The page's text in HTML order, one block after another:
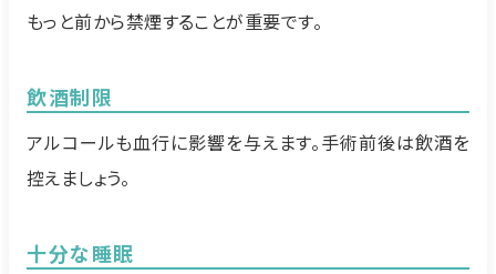
もっと前から禁煙することが重要です。
飲酒制限
アルコールも血行に影響を与えます。手術前後は飲酒を
控えましょう。
十分な睡眠